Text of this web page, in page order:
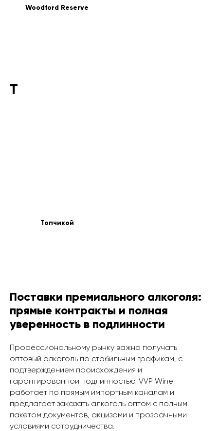
Woodford Reserve
Т
Топчикой
Поставки премиального алкоголя:
прямые контракты и полная
уверенность в подлинности
Профессиональному рынку важно получать
оптовый алкоголь по стабильным графикам, с
подтверждением происхождения и
гарантированной подлинностью. VVP Wine
работает по прямым импортным каналам и
предлагает заказать алкоголь оптом с полным
пакетом документов, акцизами и прозрачными
условиями сотрудничества.